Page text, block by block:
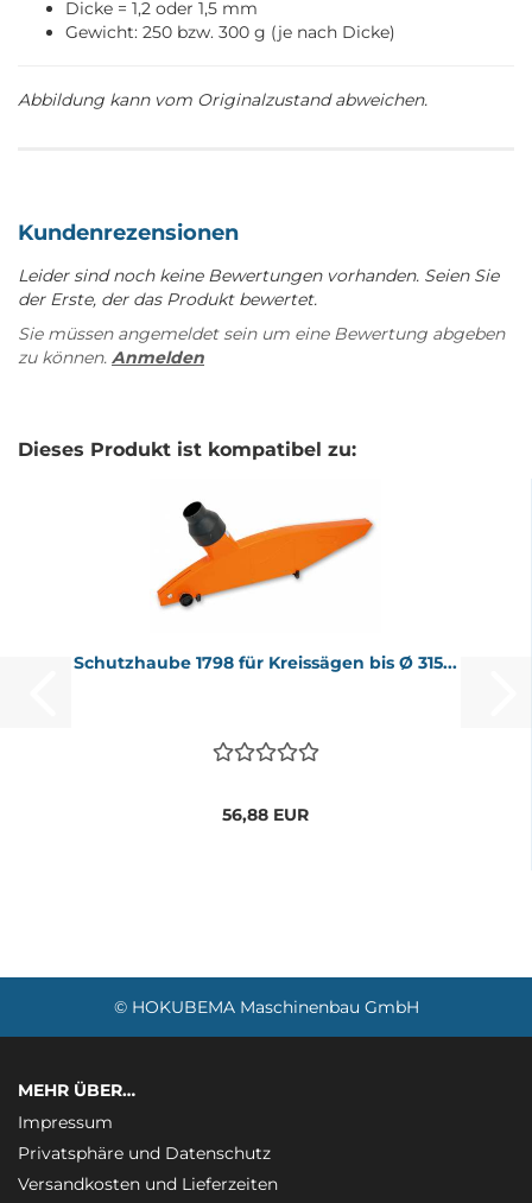
Dicke = 1,2 oder 1,5 mm
Gewicht: 250 bzw. 300 g (je nach Dicke)
Abbildung kann vom Originalzustand abweichen.
Kundenrezensionen
Leider sind noch keine Bewertungen vorhanden. Seien Sie
der Erste, der das Produkt bewertet.
Sie müssen angemeldet sein um eine Bewertung abgeben
zu können. Anmelden
Dieses Produkt ist kompatibel zu:
Schutz­hau­be 1798 für Kreis­sä­gen bis Ø 315...
56,88 EUR
© HOKUBEMA Maschinenbau GmbH
MEHR ÜBER…
Impressum
Privatsphäre und Datenschutz
Versandkosten und Lieferzeiten